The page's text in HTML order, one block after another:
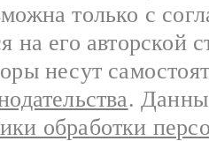
только с
на его авторской
несут
.
обработки